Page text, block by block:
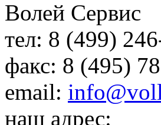
Волей Сервис
тел: 8 (499)
факс: 8 (495)
email:
наш адрес: